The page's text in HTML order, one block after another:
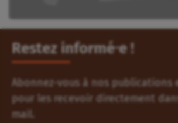
Restez informé⸱e !
Abonnez-vous à nos publications
pour les recevoir directement
mail.